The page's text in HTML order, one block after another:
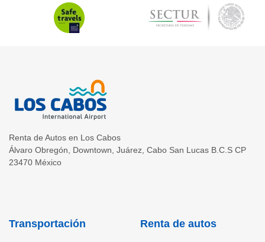
Renta de Autos en Los Cabos
Álvaro Obregón, Downtown, Juárez Cabo San Lucas B.C.S CP
23470 México
Transportación Renta de autos